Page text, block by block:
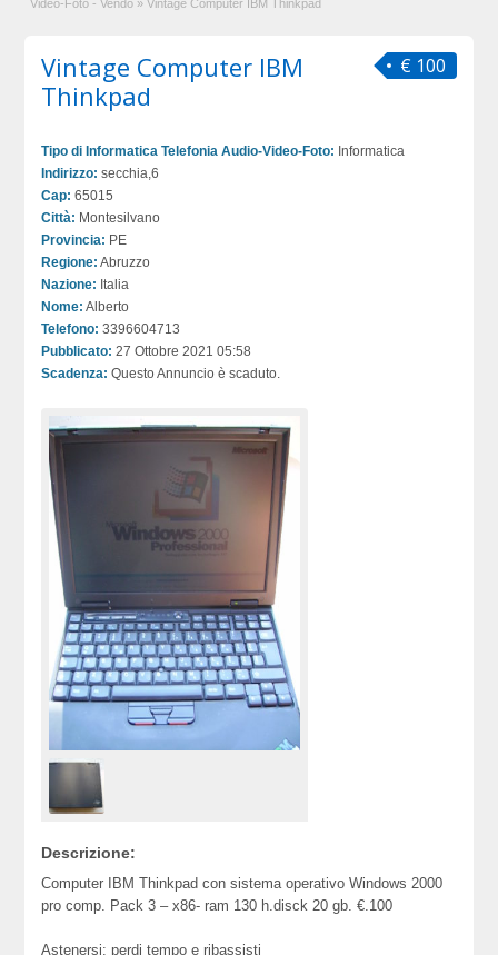
Video-Foto - Vendo » Vintage Computer IBM Thinkpad
€ 100
Vintage Computer IBM
Thinkpad
Tipo di Informatica Telefonia Audio-Video-Foto: Informatica
Indirizzo: secchia,6
Cap: 65015
Città: Montesilvano
Provincia: PE
Regione: Abruzzo
Nazione: Italia
Nome: Alberto
Telefono: 3396604713
Pubblicato: 27 Ottobre 2021 05:58
Scadenza: Questo Annuncio è scaduto.
Descrizione:
Computer IBM Thinkpad con sistema operativo Windows 2000
pro comp. Pack 3 – x86- ram 130 h.disck 20 gb. €.100
Astenersi: perdi tempo e ribassisti